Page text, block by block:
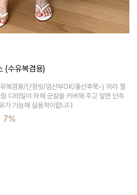
(수유복겸용)
복겸용/단정핏/임산부OK/출산후쭉-) 허리 절
디테일이 하체 군살을 커버해 주고 앞면 단추
가 가능해 실용적이랍니다
7%